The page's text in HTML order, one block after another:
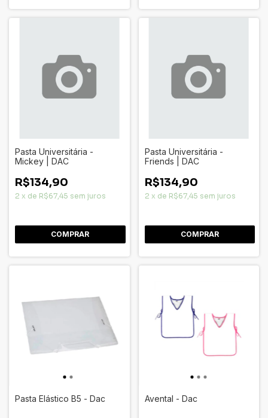
Pasta Universitária -
Mickey | DAC
R$134,90
2 x de R$67,45 sem juros
Pasta Universitária -
Friends | DAC
R$134,90
2 x de R$67,45 sem juros
Pasta Elástico B5 - Dac Avental - Dac